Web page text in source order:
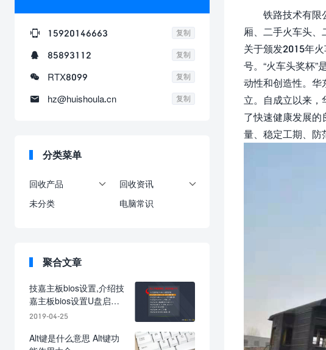
铁路技术有限
厢、二手火车头、
关于颁发2015年
号。“火车头奖杯”
动性和创造性。华
立。自成立以来，
了快速健康发展的
量、稳定工期、防
 15920146663 复制
 85893112 复制
 RTX8099 复制
 hz@huishoula.cn 复制
分类菜单
回收产品  回收资讯 
未分类 电脑常识
聚合文章
技嘉主板bios设置,介绍技
嘉主板bios设置U盘启动
方法
2019-04-25
Alt键是什么意思 Alt键功